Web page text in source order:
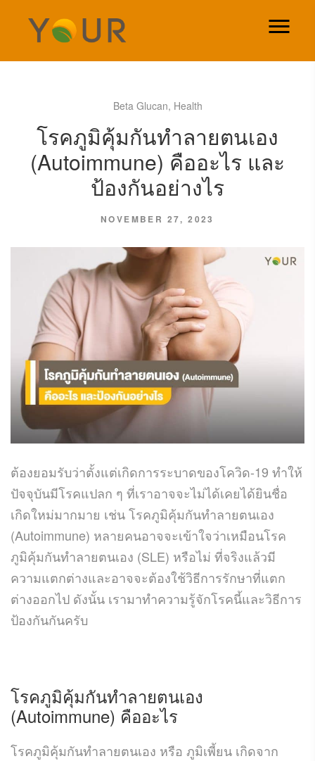
Beta Glucan, Health
โรคภูมิคุ้มกันทำลายตนเอง
(Autoimmune) คืออะไร และ
ป้องกันอย่างไร
NOVEMBER 27, 2023
ต้องยอมรับว่าตั้งแต่เกิดการระบาดของโควิด-19 ทำให้
ปัจจุบันมีโรคแปลก ๆ ที่เราอาจจะไม่ได้เคยได้ยินชื่อ
เกิดใหม่มากมาย เช่น โรคภูมิคุ้มกันทำลายตนเอง
(Autoimmune) หลายคนอาจจะเข้าใจว่าเหมือนโรค
ภูมิคุ้มกันทำลายตนเอง (SLE) หรือไม่ ที่จริงแล้วมี
ความแตกต่างและอาจจะต้องใช้วิธีการรักษาที่แตก
ต่างออกไป ดังนั้น เรามาทำความรู้จักโรคนี้และวิธีการ
ป้องกันกันครับ
โรคภูมิคุ้มกันทำลายตนเอง
(Autoimmune) คืออะไร
โรคภูมิคุ้มกันทำลายตนเอง หรือ ภูมิเพี้ยน เกิดจาก